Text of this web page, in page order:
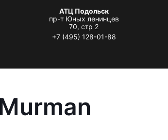
АТЦ Подольск
пр-т Юных ленинцев
70, стр 2
+7 (495) 128-01-88